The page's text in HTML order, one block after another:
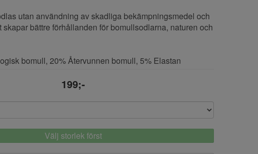
utan användning av skadliga bekämpningsmedel och
skapar bättre förhållanden för bomullsodlarna, naturen och
bomull, 20% Återvunnen bomull, 5% Elastan
199;-
Välj storlek först